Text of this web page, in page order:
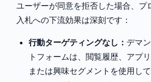
ユーザーが同意を拒否した場合、プ
入札への下流効果は深刻です：
行動ターゲティングなし： デマ
トフォームは、閲覧履歴、アプ
または興味セグメントを使用し